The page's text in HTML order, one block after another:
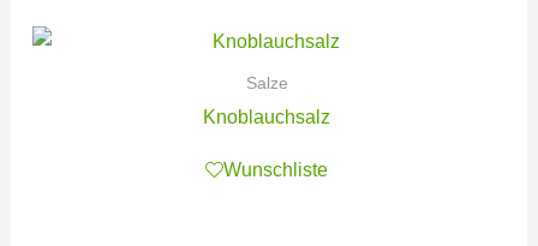
Salze
Knoblauchsalz
Wunschliste